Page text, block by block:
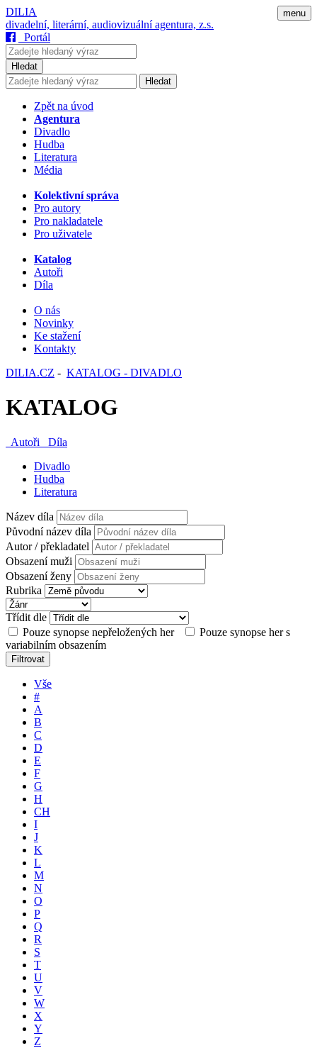
menu
DILIA
divadelní, literární, audiovizuální agentura, z.s.
Portál
Hledat
Hledat
Zpět na úvod
Agentura
Divadlo
Hudba
Literatura
Média
Kolektivní správa
Pro autory
Pro nakladatele
Pro uživatele
Katalog
Autoři
Díla
O nás
Novinky
Ke stažení
Kontakty
DILIA.CZ - KATALOG - DIVADLO
KATALOG
Autoři
Díla
Divadlo
Hudba
Literatura
Název díla
Původní název díla
Autor / překladatel
Obsazení muži
Obsazení ženy
Rubrika
Třídit dle
Pouze synopse nepřeložených her
Pouze synopse her s
variabilním obsazením
Filtrovat
Vše
#
A
B
C
D
E
F
G
H
CH
I
J
K
L
M
N
O
P
Q
R
S
T
U
V
W
X
Y
Z